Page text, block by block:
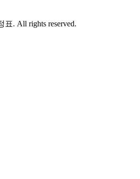
표. All rights reserved.